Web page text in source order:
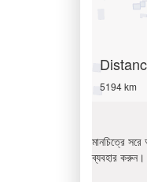
5194 km
মানচিত্রে
ব্যবহার করুন।